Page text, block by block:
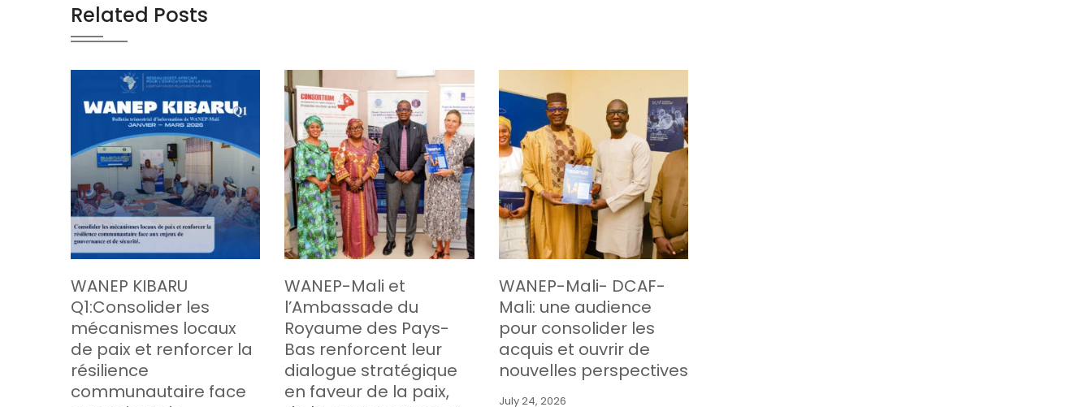
Related Posts
WANEP KIBARU
Q1:Consolider les
mécanismes locaux
de paix et renforcer la
résilience
communautaire face
WANEP-Mali et
l’Ambassade du
Royaume des Pays-
Bas renforcent leur
dialogue stratégique
en faveur de la paix,
WANEP-Mali- DCAF-
Mali: une audience
pour consolider les
acquis et ouvrir de
nouvelles perspectives
July 24, 2026